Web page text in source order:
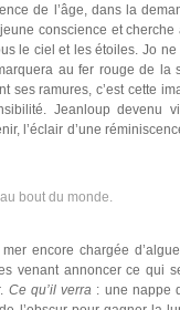
de l’âge, dans la
conscience et cherche
le ciel et les étoiles. Jo
au fer rouge de la
ses ramures, c’est cette
Jeanloup devenu
l’éclair d’une
encore chargée
venant annoncer ce qui
Ce qu’il verra : une nappe